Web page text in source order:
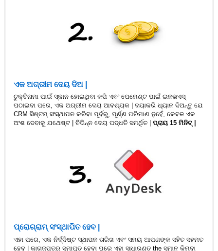
ଏକ ଅଗ୍ରୀମ ଦେୟ ଦିଅ |
ଚୁକ୍ତିନାମା ପାଇଁ ସ୍କାନ ହୋଇଥିବା କପି ଏବଂ ପେମେଣ୍ଟ ପାଇଁ ଇନଭଏସ୍
ପଠାଇବା ପରେ, ଏକ ଅଗ୍ରୀମ ଦେୟ ଆବଶ୍ୟକ | ଦୟାକରି ଧ୍ୟାନ ଦିଅନ୍ତୁ ଯେ
CRM ସିଷ୍ଟମ୍ ସଂସ୍ଥାପନ କରିବା ପୂର୍ବରୁ, ପୂର୍ଣ୍ଣ ପରିମାଣ ନୁହେଁ, କେବଳ ଏକ
ଅଂଶ ଦେବାକୁ ଯଥେଷ୍ଟ | ବିଭିନ୍ନ ଦେୟ ପଦ୍ଧତି ସମର୍ଥିତ |ପ୍ରାୟ 15 ମିନିଟ୍ |
ପ୍ରୋଗ୍ରାମ୍ ସଂସ୍ଥାପିତ ହେବ |
ଏହା ପରେ, ଏକ ନିର୍ଦ୍ଦିଷ୍ଟ ସ୍ଥାପନ ତାରିଖ ଏବଂ ସମୟ ଆପଣଙ୍କ ସହିତ ସହମତ
ହେବ | କାଗଜପତ୍ର ସମାପ୍ତ ହେବା ପରେ ଏହା ସାଧାରଣତ the ସମାନ କିମ୍ବା